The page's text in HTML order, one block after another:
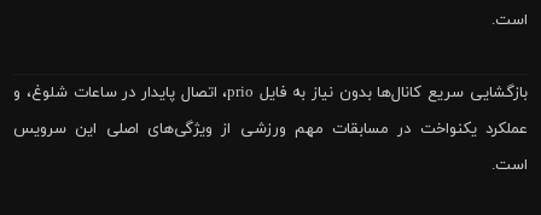
است.
بازگشایی سریع کانال‌ها بدون نیاز به فایل prio، اتصال پایدار در ساعات شلوغ، و
عملکرد یکنواخت در مسابقات مهم ورزشی از ویژگی‌های اصلی این سرویس
است.